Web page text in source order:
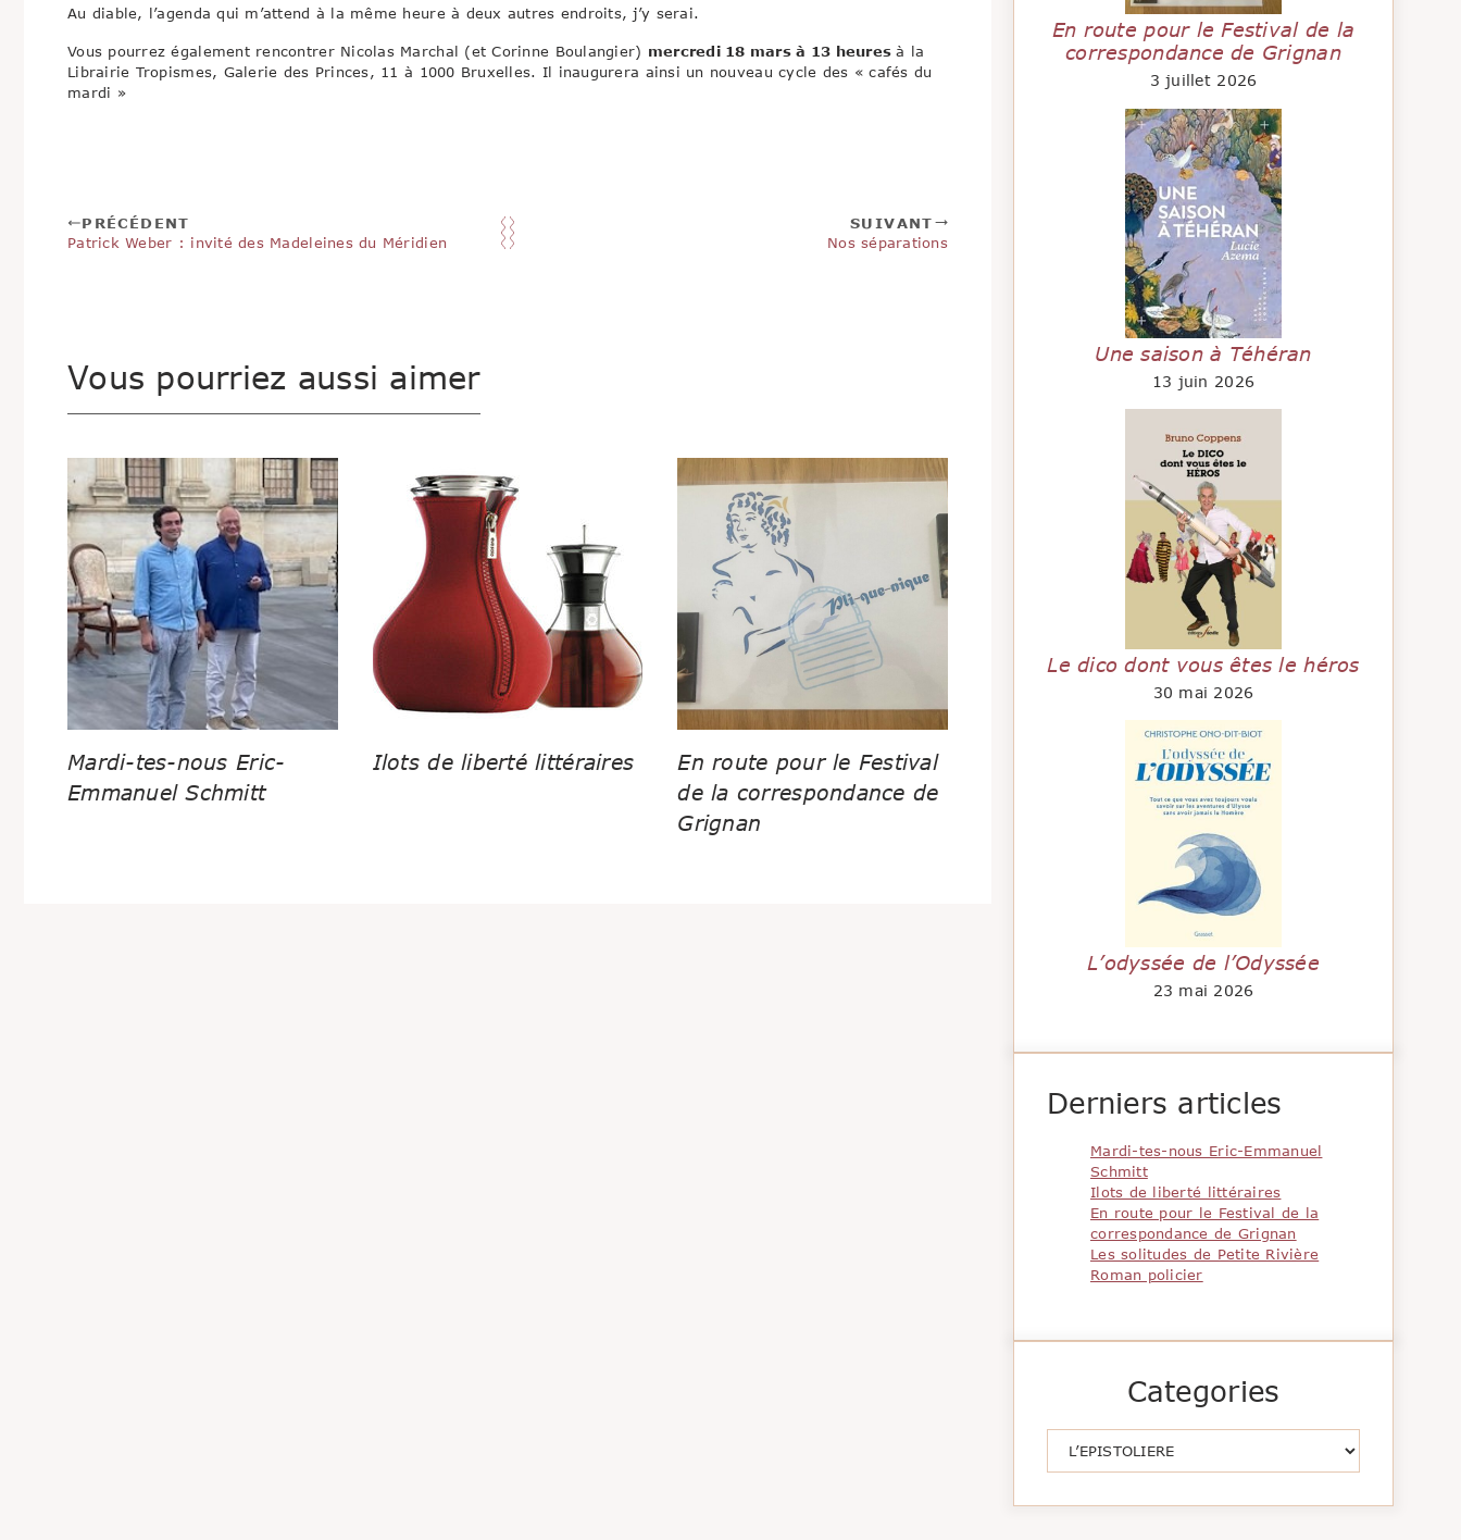
Au diable, l’agenda qui m’attend à la même heure à deux autres endroits, j’y serai.
Vous pourrez également rencontrer Nicolas Marchal (et Corinne Boulangier) mercredi 18 mars à 13 heuresà la
Librairie Tropismes, Galerie des Princes, 11 à 1000 Bruxelles. Il inaugurera ainsi un nouveau cycle des « cafés du
mardi »
PRÉCÉDENT
Patrick Weber : invité des Madeleines du Méridien
SUIVANT
Nos séparations
Vous pourriez aussi aimer
Mardi-tes-nous Eric-
Emmanuel Schmitt
Ilots de liberté littéraires
En route pour le Festival
de la correspondance de
Grignan
En route pour le Festival de la
correspondance de Grignan
3 juillet 2026
Une saison à Téhéran
13 juin 2026
Le dico dont vous êtes le héros
30 mai 2026
L’odyssée de l’Odyssée
23 mai 2026
Derniers articles
Mardi-tes-nous Eric-Emmanuel
Schmitt
Ilots de liberté littéraires
En route pour le Festival de la
correspondance de Grignan
Les solitudes de Petite Rivière
Roman policier
Categories